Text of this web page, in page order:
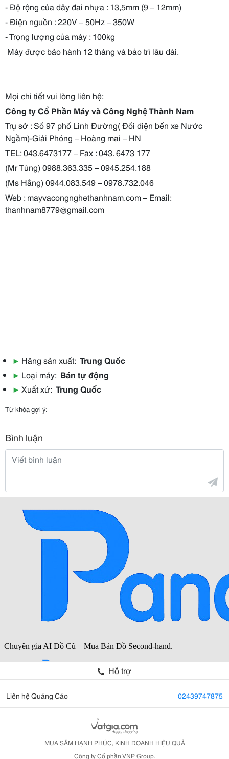
- Độ rộng của dây đai nhựa : 13,5mm (9 – 12mm)
- Điện nguồn : 220V – 50Hz – 350W
- Trọng lượng của máy : 100kg
Máy được bảo hành 12 tháng và bảo trì lâu dài.
Mọi chi tiết vui lòng liên hệ:
Công ty Cổ Phần Máy và Công Nghệ Thành Nam
Trụ sở : Số 97 phố Linh Đường( Đối diện bến xe Nước
Ngầm)-Giải Phóng – Hoàng mai – HN
TEL: 043.6473177 – Fax : 043. 6473 177
(Mr Tùng) 0988.363.335 – 0945.254.188
(Ms Hằng) 0944.083.549 – 0978.732.046
Web : mayvacongnghethanhnam.com – Email:
thanhnam8779@gmail.com
▶ Hãng sản xuất: Trung Quốc
▶ Loại máy: Bán tự động
▶ Xuất xứ: Trung Quốc
Từ khóa gợi ý:
Bình luận
Hỗ trợ
Liên hệ Quảng Cáo 02439747875
MUA SẮM HẠNH PHÚC, KINH DOANH HIỆU QUẢ
Công ty Cổ phần VNP Group.